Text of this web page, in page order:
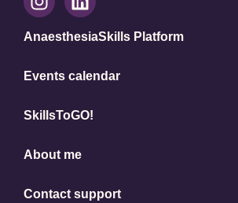
AnaesthesiaSkills Platform
Events calendar
SkillsToGO!
About me
Contact support